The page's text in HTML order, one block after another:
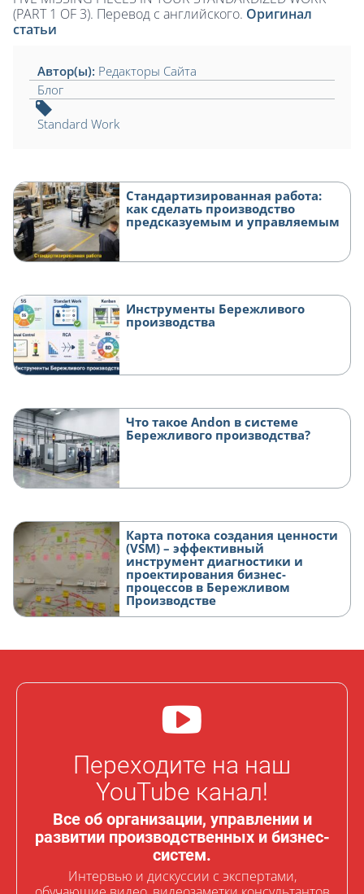
(PART 1 OF 3). Перевод с английского. Оригинал
статьи
Автор(ы): Редакторы Сайта
Блог
Standard Work
Стандартизированная работа:
как сделать производство
предсказуемым и управляемым
Инструменты Бережливого
производства
Что такое Andon в системе
Бережливого производства?
Карта потока создания ценности
(VSM) – эффективный
инструмент диагностики и
проектирования бизнес-
процессов в Бережливом
Производстве
Переходите на наш
YouTube канал!
Все об организации, управлении и
развитии производственных и бизнес-
систем.
Интервью и дискуссии с экспертами,